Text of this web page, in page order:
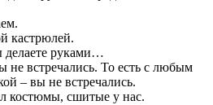
кастрюлей.
руками…
встречались. То есть с любым
– вы не встречались.
сшитые у нас.